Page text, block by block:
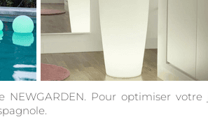
Pour optimiser votre